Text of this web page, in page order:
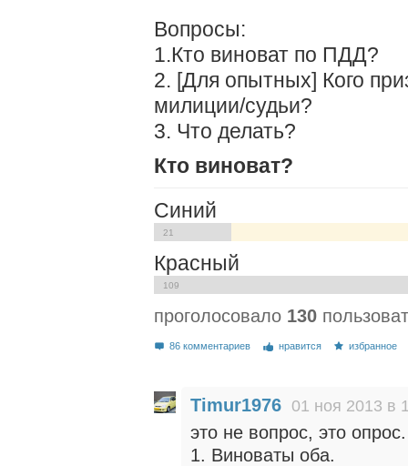
Вопросы:
1.Кто виноват по ПДД?
2. [Для опытных] Кого
милиции/судьи?
3. Что делать?
Кто виноват?
Синий
21
Красный
109
проголосовало 130
86 комментариев нравится избранное
Timur1976 01 ноя 2013 в
это не вопрос, это
1. Виноваты оба.